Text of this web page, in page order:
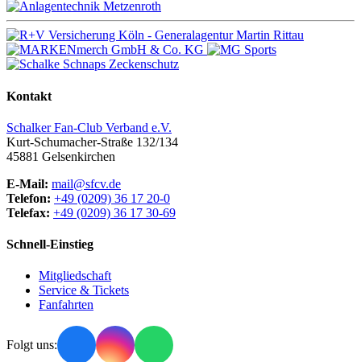
Kontakt
Schalker Fan-Club Verband e.V.
Kurt-Schumacher-Straße 132/134
45881 Gelsenkirchen
E-Mail: mail@sfcv.de
Telefon: +49 (0209) 36 17 20-0
Telefax: +49 (0209) 36 17 30-69
Schnell-Einstieg
Mitgliedschaft
Service & Tickets
Fanfahrten
Folgt uns: